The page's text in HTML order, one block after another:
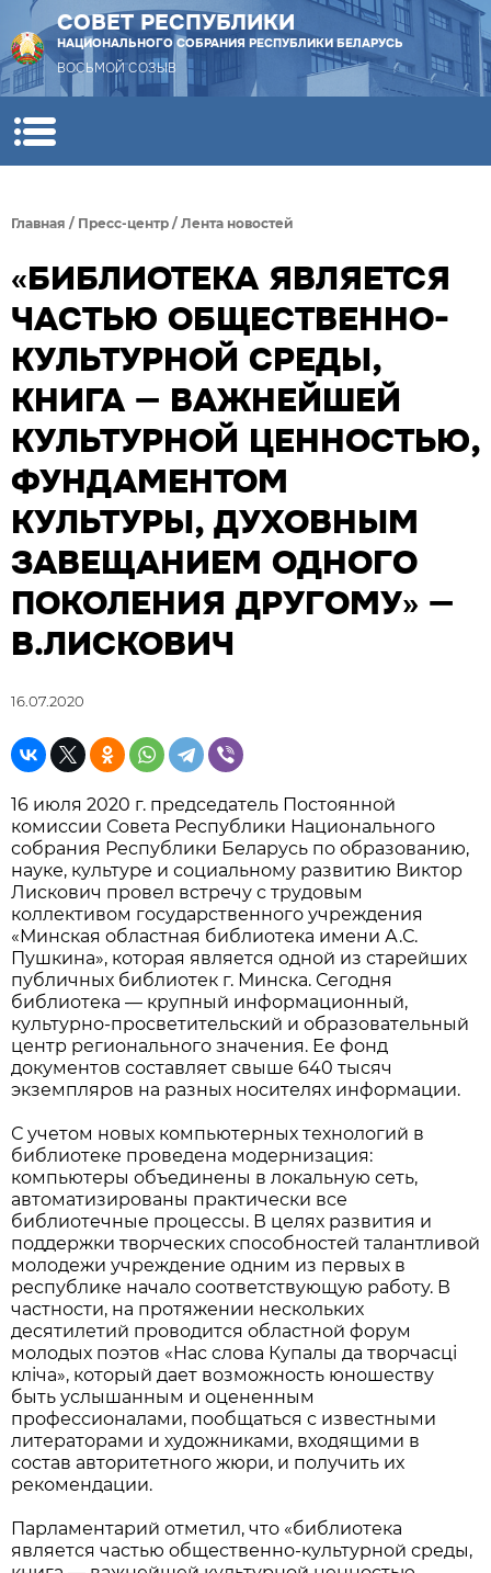
СОВЕТ РЕСПУБЛИКИ
НАЦИОНАЛЬНОГО СОБРАНИЯ РЕСПУБЛИКИ БЕЛАРУСЬ
ВОСЬМОЙ СОЗЫВ
Главная / Пресс-центр / Лента новостей
«БИБЛИОТЕКА ЯВЛЯЕТСЯ
ЧАСТЬЮ ОБЩЕСТВЕННО-
КУЛЬТУРНОЙ СРЕДЫ,
КНИГА — ВАЖНЕЙШЕЙ
КУЛЬТУРНОЙ ЦЕННОСТЬЮ,
ФУНДАМЕНТОМ
КУЛЬТУРЫ, ДУХОВНЫМ
ЗАВЕЩАНИЕМ ОДНОГО
ПОКОЛЕНИЯ ДРУГОМУ» —
В.ЛИСКОВИЧ
16.07.2020
16 июля 2020 г. председатель Постоянной
комиссии Совета Республики Национального
собрания Республики Беларусь по образованию,
науке, культуре и социальному развитию Виктор
Лискович провел встречу с трудовым
коллективом государственного учреждения
«Минская областная библиотека имени А.С.
Пушкина», которая является одной из старейших
публичных библиотек г. Минска. Сегодня
библиотека — крупный информационный,
культурно-просветительский и образовательный
центр регионального значения. Ее фонд
документов составляет свыше 640 тысяч
экземпляров на разных носителях информации.
С учетом новых компьютерных технологий в
библиотеке проведена модернизация:
компьютеры объединены в локальную сеть,
автоматизированы практически все
библиотечные процессы. В целях развития и
поддержки творческих способностей талантливой
молодежи учреждение одним из первых в
республике начало соответствующую работу. В
частности, на протяжении нескольких
десятилетий проводится областной форум
молодых поэтов «Нас слова Купалы да творчасці
кліча», который дает возможность юношеству
быть услышанным и оцененным
профессионалами, пообщаться с известными
литераторами и художниками, входящими в
состав авторитетного жюри, и получить их
рекомендации.
Парламентарий отметил, что «библиотека
является частью общественно-культурной среды,